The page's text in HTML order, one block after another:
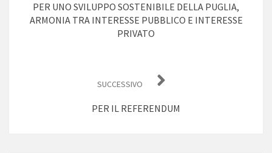
PER UNO SVILUPPO SOSTENIBILE DELLA PUGLIA,
ARMONIA TRA INTERESSE PUBBLICO E INTERESSE
PRIVATO
SUCCESSIVO
PER IL REFERENDUM